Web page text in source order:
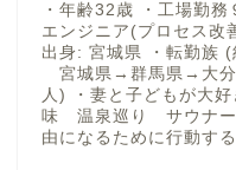
・年齢32歳 ・工場勤
エンジニア(プロセス改
出身: 宮城県 ・転勤族
宮城県→群馬県→大分
人) ・妻と子どもが大
味 温泉巡り サウナー
由になるために行動す